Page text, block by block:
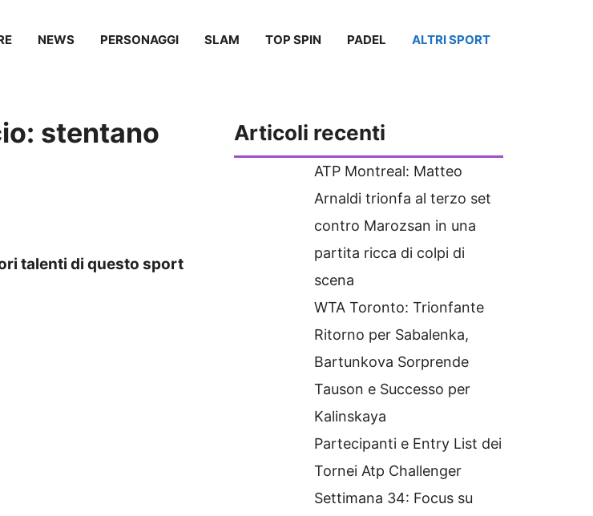
NEWS PERSONAGGI SLAM TOP SPIN PADEL ALTRI SPORT
stentano
talenti di questo sport
Articoli recenti
ATP Montreal: Matteo
Arnaldi trionfa al terzo set
contro Marozsan in una
partita ricca di colpi di
scena
WTA Toronto: Trionfante
Ritorno per Sabalenka,
Bartunkova Sorprende
Tauson e Successo per
Kalinskaya
Partecipanti e Entry List dei
Tornei Atp Challenger
Settimana 34: Focus su